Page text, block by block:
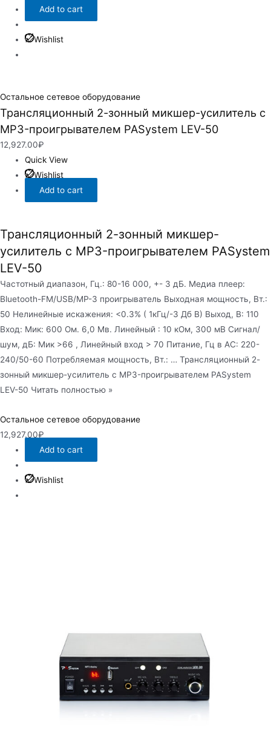
Add to cart
Wishlist
Остальное сетевое оборудование
Трансляционный 2-зонный микшер-усилитель с
MP3-проигрывателем PASystem LEV-50
12,927.00₽
Quick View
Wishlist
Add to cart
Трансляционный 2-зонный микшер-
усилитель с MP3-проигрывателем PASystem
LEV-50
Частотный диапазон, Гц.: 80-16 000, +- 3 дБ. Медиа плеер:
Bluetooth-FM/USB/MP-3 проигрыватель Выходная мощность, Вт.:
50 Нелинейные искажения: <0.3% ( 1кГц/-3 Дб В) Выход, В: 110
Вход: Мик: 600 Ом. 6,0 Мв. Линейный : 10 кОм, 300 мВ Сигнал/
шум, дБ: Мик >66 , Линейный вход > 70 Питание, Гц в АС: 220-
240/50-60 Потребляемая мощность, Вт.: … Трансляционный 2-
зонный микшер-усилитель с MP3-проигрывателем PASystem
LEV-50 Читать полностью »
Остальное сетевое оборудование
12,927.00₽
Add to cart
Wishlist